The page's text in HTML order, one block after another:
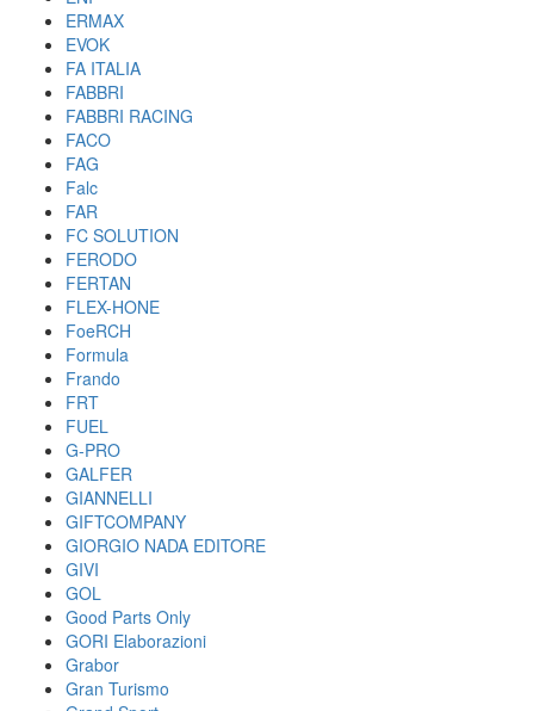
ERMAX
EVOK
FA ITALIA
FABBRI
FABBRI RACING
FACO
FAG
Falc
FAR
FC SOLUTION
FERODO
FERTAN
FLEX-HONE
FoeRCH
Formula
Frando
FRT
FUEL
G-PRO
GALFER
GIANNELLI
GIFTCOMPANY
GIORGIO NADA EDITORE
GIVI
GOL
Good Parts Only
GORI Elaborazioni
Grabor
Gran Turismo